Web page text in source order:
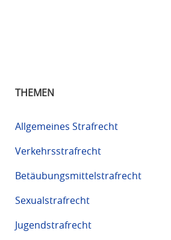
THEMEN
Allgemeines Strafrecht
Verkehrsstrafrecht
Betäubungsmittelstrafrecht
Sexualstrafrecht
Jugendstrafrecht